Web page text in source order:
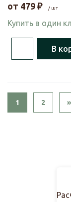
от 479 ₽ / шт
Купить в один
В
1 2 »